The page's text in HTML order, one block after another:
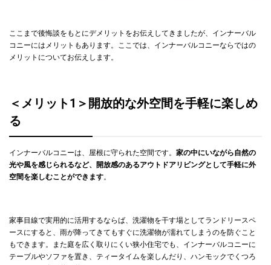
ここまで後悔談をもとにデメリットをお伝えしてきましたが、インナーバル
コニーにはメリットもあります。ここでは、インナーバルコニーならではの
メリットについてお伝えします。
＜メリット1＞開放的な外空間を手軽に楽しめ
る
インナーバルコニーは、屋根に守られた空間です。 家の中にいながら自然の
光や風を感じられるなど、開放感のあるアウトドアリビングとして手軽に外
空間を楽しむことができます。
家事目線で実用的に活用するならば、洗濯物を干す場としてランドリースペ
ースにすると、雨が降ってきてもすぐに洗濯物が濡れてしまうのを防ぐこと
もできます。また庭を広く取りにくい狭小住宅でも、インナーバルコニーに
テーブルやソファを置き、ティータイムを楽しんだり、ハンモックでくつろ